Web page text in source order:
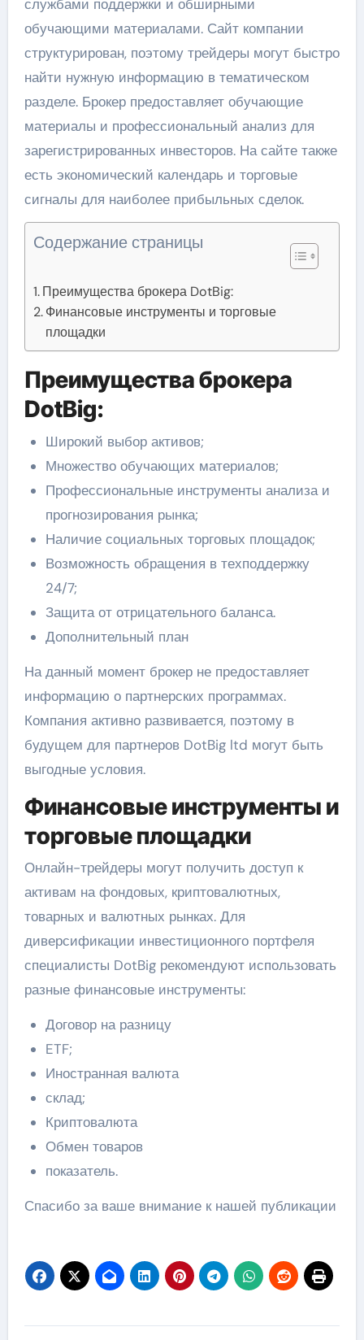
службами поддержки и обширными
обучающими материалами. Сайт компании
структурирован, поэтому трейдеры могут быстро
найти нужную информацию в тематическом
разделе. Брокер предоставляет обучающие
материалы и профессиональный анализ для
зарегистрированных инвесторов. На сайте также
есть экономический календарь и торговые
сигналы для наиболее прибыльных сделок.
Содержание страницы
Преимущества брокера DotBig:
Финансовые инструменты и торговые
площадки
Преимущества брокера
DotBig:
Широкий выбор активов;
Множество обучающих материалов;
Профессиональные инструменты анализа и
прогнозирования рынка;
Наличие социальных торговых площадок;
Возможность обращения в техподдержку
24/7;
Защита от отрицательного баланса.
Дополнительный план
На данный момент брокер не предоставляет
информацию о партнерских программах.
Компания активно развивается, поэтому в
будущем для партнеров DotBig ltd могут быть
выгодные условия.
Финансовые инструменты и
торговые площадки
Онлайн-трейдеры могут получить доступ к
активам на фондовых, криптовалютных,
товарных и валютных рынках. Для
диверсификации инвестиционного портфеля
специалисты DotBig рекомендуют использовать
разные финансовые инструменты:
Договор на разницу
ETF;
Иностранная валюта
склад;
Криптовалюта
Обмен товаров
показатель.
Спасибо за ваше внимание к нашей публикации